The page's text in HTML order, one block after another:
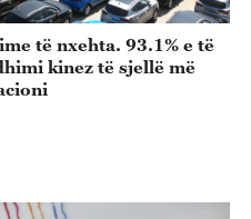
të nxehta. 93.1% e të
kinez të sjellë më